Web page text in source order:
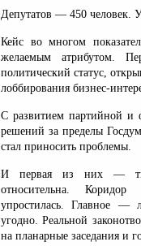
Депутатов — 450 человек.
Кейс во многом
желаемым атрибутом.
политический статус,
лоббирования бизнес-
С развитием партийной и
решений за пределы
стал приносить проблемы.
И первая из них — ты
относительна. Коридор
упростилась. Главное —
угодно. Реальной
на планарные заседания и